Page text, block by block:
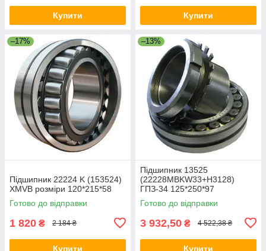
Купити Купити
–17%
Підшипник 22224 K (153524)
XMVB розміри 120*215*58
Готово до відправки
1 820 ₴ 2 184 ₴
Купити
–13%
Підшипник 13525
(22228MBKW33+Н3128)
ГПЗ-34 125*250*97
Готово до відправки
3 932,50 ₴ 4 522,38 ₴
Купити